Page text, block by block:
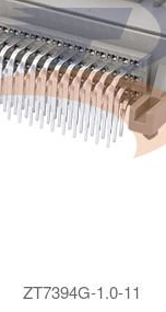
ZT7394G-1.0-11